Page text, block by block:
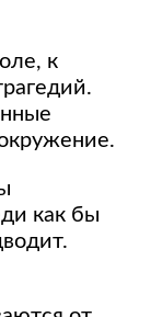
к
как бы